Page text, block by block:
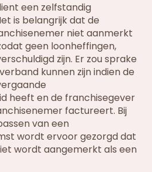
een zelfstandig
is belangrijk dat de
niet aanmerkt
geen loonheffingen,
zijn. Er zou sprake
kunnen zijn indien de
heeft en de franchisegever
factureert. Bij
van een
wordt ervoor gezorgd dat
wordt aangemerkt als een